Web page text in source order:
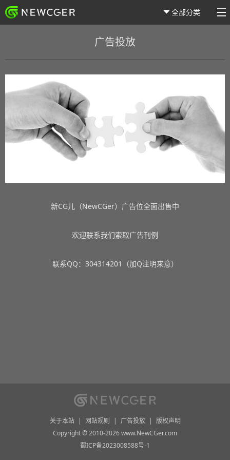
全部分类
广告投放
新CG儿（NewCGer）广告位全面出售中
欢迎联系我们索取广告刊例
联系QQ：304314201（加Q注明来意）
关于本站 | 网站规则 | 广告投放 | 版权声明
Copyright © 2010-2026 www.NewCGer.com
蜀ICP备2023008588号-1